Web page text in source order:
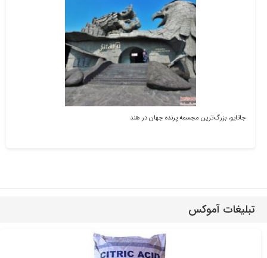
جاتایو، بزرگ‌ترین مجسمه پرنده جهان در هند
تبلیغات آموکس